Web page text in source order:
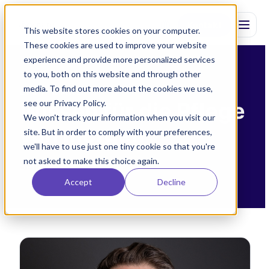
This website stores cookies on your computer.
These cookies are used to improve your website
experience and provide more personalized services
to you, both on this website and through other
media. To find out more about the cookies we use,
see our Privacy Policy.
We won't track your information when you visit our
site. But in order to comply with your preferences,
we'll have to use just one tiny cookie so that you're
not asked to make this choice again.
Accept Decline
LIVY CARE
Wissen für die Pflege
von morgen
Seite 4